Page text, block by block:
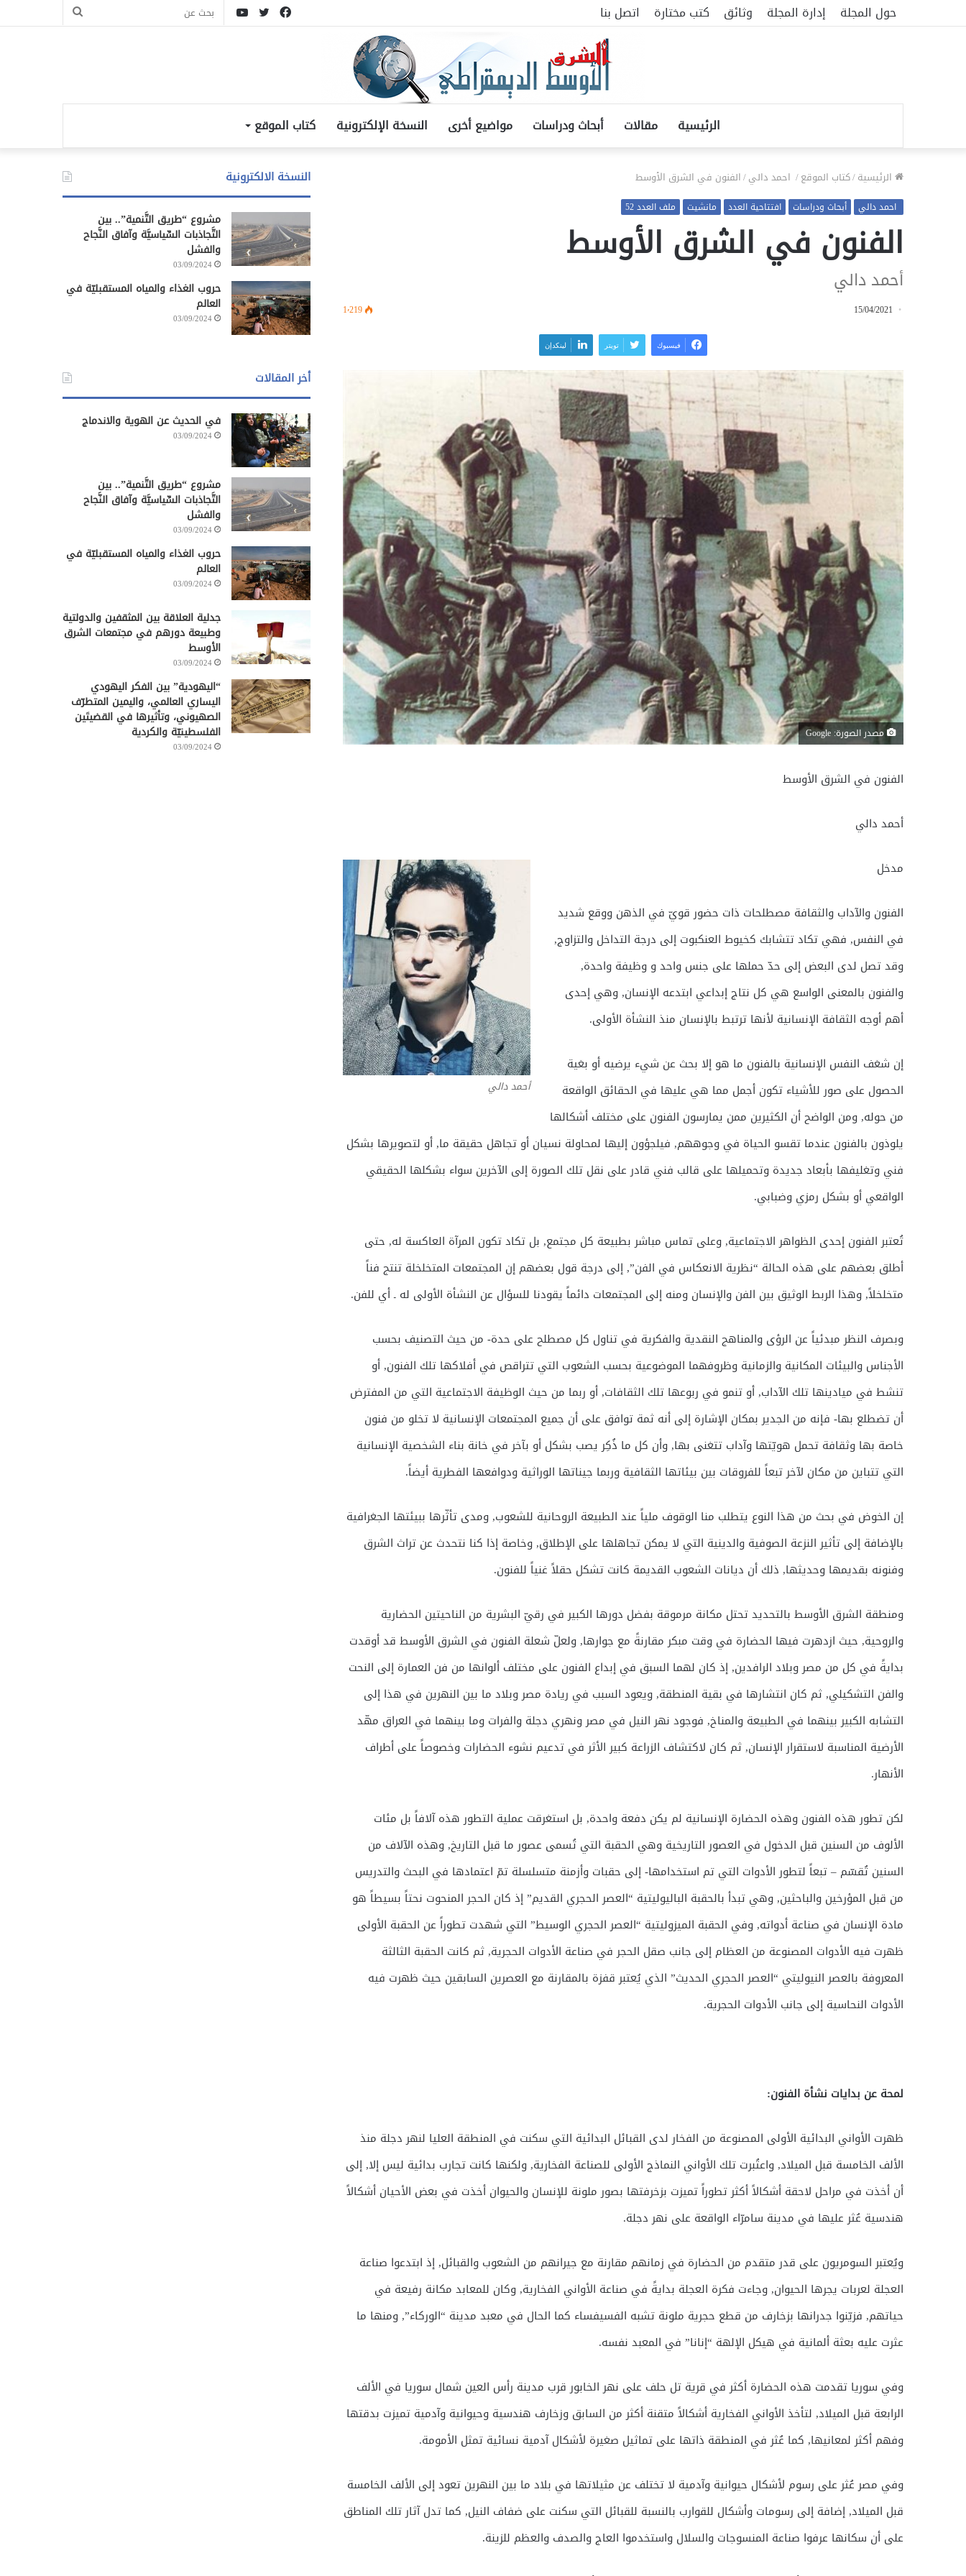
حول المجلة إدارة المجلة وثائق كتب مختارة اتصل بنا
بحث
يوتيوبتويتر
فيسبوك
الرئيسية مقالات أبحاث ودراسات مواضيع أخرى النسخة الإلكترونية كتاب الموقع
الرئيسية/كتاب الموقع/ احمد دالي/الفنون في الشرق الأوسط
احمد دالي أبحاث ودراسات افتتاحية العدد مانشيت ملف العدد 52
الفنون في الشرق الأوسط
أحمد دالي
15/04/2021 1٬219
فيسبوك تويتر لينكدإن
مصدر الصورة: Google
الفنون في الشرق الأوسط
أحمد دالي
أحمد دالي
مدخل
الفنون والآداب والثقافة مصطلحات ذات حضور قويّ في الذهن ووقع شديد
في النفس, فهي تكاد تتشابك كخيوط العنكبوت إلى درجة التداخل والتزاوج,
وقد تصل لدى البعض إلى حدّ حملها على جنس واحد و وظيفة واحدة,
والفنون بالمعنى الواسع هي كل نتاج إبداعي ابتدعه الإنسان, وهي إحدى
أهم أوجه الثقافة الإنسانية لأنها ترتبط بالإنسان منذ النشأة الأولى.
إن شغف النفس الإنسانية بالفنون ما هو إلا بحث عن شيء يرضيه أو بغية
الحصول على صور للأشياء تكون أجمل مما هي عليها في الحقائق الواقعة
من حوله, ومن الواضح أن الكثيرين ممن يمارسون الفنون على مختلف أشكالها
يلوذون بالفنون عندما تقسو الحياة في وجوههم, فيلجؤون إليها لمحاولة نسيان أو تجاهل حقيقة ما, أو لتصويرها بشكل
فني وتغليفها بأبعاد جديدة وتحميلها على قالب فني قادر على نقل تلك الصورة إلى الآخرين سواء بشكلها الحقيقي
الواقعي أو بشكل رمزي وضبابي.
تُعتبر الفنون إحدى الظواهر الاجتماعية, وعلى تماس مباشر بطبيعة كل مجتمع, بل تكاد تكون المرآة العاكسة له, حتى
أطلق بعضهم على هذه الحالة “نظرية الانعكاس في الفن”, إلى درجة قول بعضهم إن المجتمعات المتخلخلة تنتج فناً
متخلخلاً, وهذا الربط الوثيق بين الفن والإنسان ومنه إلى المجتمعات دائماً يقودنا للسؤال عن النشأة الأولى له ـ أي للفن.
وبصرف النظر مبدئياً عن الرؤى والمناهج النقدية والفكرية في تناول كل مصطلح على حدة- من حيث التصنيف بحسب
الأجناس والبيئات المكانية والزمانية وظروفهما الموضوعية بحسب الشعوب التي تتراقص في أفلاكها تلك الفنون, أو
تنشط في ميادينها تلك الآداب, أو تنمو في ربوعها تلك الثقافات, أو ربما من حيث الوظيفة الاجتماعية التي من المفترض
أن تضطلع بها- فإنه من الجدير بمكان الإشارة إلى أنه ثمة توافق على أن جميع المجتمعات الإنسانية لا تخلو من فنون
خاصة بها وثقافة تحمل هويّتها وآداب تتغنى بها, وأن كل ما ذُكِر يصب بشكل أو بآخر في خانة بناء الشخصية الإنسانية
التي تتباين من مكان لآخر تبعاً للفروقات بين بيئاتها الثقافية وربما جيناتها الوراثية ودوافعها الفطرية أيضاً.
إن الخوض في بحث من هذا النوع يتطلب منا الوقوف ملياً عند الطبيعة الروحانية للشعوب, ومدى تأثّرها ببيئتها الجغرافية
بالإضافة إلى تأثير النزعة الصوفية والدينية التي لا يمكن تجاهلها على الإطلاق, وخاصة إذا كنا نتحدث عن تراث الشرق
وفنونه بقديمها وحديثها, ذلك أن ديانات الشعوب القديمة كانت تشكل حقلاً غنياً للفنون.
ومنطقة الشرق الأوسط بالتحديد تحتل مكانة مرموقة بفضل دورها الكبير في رقيّ البشرية من الناحيتين الحضارية
والروحية, حيث ازدهرت فيها الحضارة في وقت مبكر مقارنةً مع جوارها, ولعلّ شعلة الفنون في الشرق الأوسط قد أوقدت
بدايةً في كل من مصر وبلاد الرافدين, إذ كان لهما السبق في إبداع الفنون على مختلف ألوانها من فن العمارة إلى النحت
والفن التشكيلي, ثم كان انتشارها في بقية المنطقة, ويعود السبب في ريادة مصر وبلاد ما بين النهرين في هذا إلى
التشابه الكبير بينهما في الطبيعة والمناخ, فوجود نهر النيل في مصر ونهري دجلة والفرات وما بينهما في العراق مهّد
الأرضية المناسبة لاستقرار الإنسان, ثم كان لاكتشاف الزراعة كبير الأثر في تدعيم نشوء الحضارات وخصوصاً على أطراف
الأنهار.
لكن تطور هذه الفنون وهذه الحضارة الإنسانية لم يكن دفعة واحدة, بل استغرقت عملية التطور هذه آلافاً بل مئات
الألوف من السنين قبل الدخول في العصور التاريخية وهي الحقبة التي تُسمى عصور ما قبل التاريخ, وهذه الآلاف من
السنين تُقسّم – تبعاً لتطور الأدوات التي تم استخدامها- إلى حقبات وأزمنة متسلسلة تمّ اعتمادها في البحث والتدريس
من قبل المؤرخين والباحثين, وهي تبدأ بالحقبة الباليوليتية “العصر الحجري القديم” إذ كان الحجر المنحوت نحتاً بسيطاً هو
مادة الإنسان في صناعة أدواته, وفي الحقبة الميزوليتية “العصر الحجري الوسيط” التي شهدت تطوراً عن الحقبة الأولى
ظهرت فيه الأدوات المصنوعة من العظام إلى جانب صقل الحجر في صناعة الأدوات الحجرية, ثم كانت الحقبة الثالثة
المعروفة بالعصر النيوليتي “العصر الحجري الحديث” الذي يُعتبر قفزة بالمقارنة مع العصرين السابقين حيث ظهرت فيه
الأدوات النحاسية إلى جانب الأدوات الحجرية.
لمحة عن بدايات نشأة الفنون:
ظهرت الأواني البدائية الأولى المصنوعة من الفخار لدى القبائل البدائية التي سكنت في المنطقة العليا لنهر دجلة منذ
الألف الخامسة قبل الميلاد, واعتُبرت تلك الأواني النماذج الأولى للصناعة الفخارية, ولكنها كانت تجارب بدائية ليس إلا, إلى
أن أخذت في مراحل لاحقة أشكالاً أكثر تطوراً تميزت بزخرفتها بصور ملونة للإنسان والحيوان أخذت في بعض الأحيان أشكالاً
هندسية عُثر عليها في مدينة سامرّاء الواقعة على نهر دجلة.
ويُعتبر السومريون على قدر متقدم من الحضارة في زمانهم مقارنة مع جيرانهم من الشعوب والقبائل, إذ ابتدعوا صناعة
العجلة لعربات يجرها الحيوان, وجاءت فكرة العجلة بدايةً في صناعة الأواني الفخارية, وكان للمعابد مكانة رفيعة في
حياتهم, فزيّنوا جدرانها بزخارف من قطع حجرية ملونة تشبه الفسيفساء كما الحال في معبد مدينة “الوركاء”, ومنها ما
عثرت عليه بعثة ألمانية في هيكل الإلهة “إنانا” في المعبد نفسه.
وفي سوريا تقدمت هذه الحضارة أكثر في قرية تل حلف على نهر الخابور قرب مدينة رأس العين شمال سوريا في الألف
الرابعة قبل الميلاد, لتأخذ الأواني الفخارية أشكالاً متقنة أكثر من السابق وزخارف هندسية وحيوانية وآدمية تميزت بدقتها
وفهم أكثر لمعانيها, كما عُثر في المنطقة ذاتها على تماثيل صغيرة لأشكال آدمية نسائية تمثل الأمومة.
وفي مصر عُثر على رسوم لأشكال حيوانية وآدمية لا تختلف عن مثيلاتها في بلاد ما بين النهرين تعود إلى الألف الخامسة
قبل الميلاد, إضافة إلى رسومات وأشكال للقوارب بالنسبة للقبائل التي سكنت على ضفاف النيل, كما تدل آثار تلك المناطق
على أن سكانها عرفوا صناعة المنسوجات والسلال واستخدموا العاج والصدف والعظم للزينة.
النسخة الالكترونية
مشروع “طريق التَّنمية”.. بين
التَّجاذبات السِّياسيَّة وآفاق النَّجاح
والفشل
03/09/2024
حروب الغذاء والمياه المستقبليّة في
العالم
03/09/2024
أخر المقالات
في الحديث عن الهوية والاندماج
03/09/2024
مشروع “طريق التَّنمية”.. بين
التَّجاذبات السِّياسيَّة وآفاق النَّجاح
والفشل
03/09/2024
حروب الغذاء والمياه المستقبليّة في
العالم
03/09/2024
جدلية العلاقة بين المثقفين والدولتية
وطبيعة دورهم في مجتمعات الشرق
الأوسط
03/09/2024
“اليهودية” بين الفكر اليهودي
اليساري العالمي، واليمين المتطرّف
الصهيوني، وتأثيرها في القضيتَين
الفلسطينيّة والكردية
03/09/2024